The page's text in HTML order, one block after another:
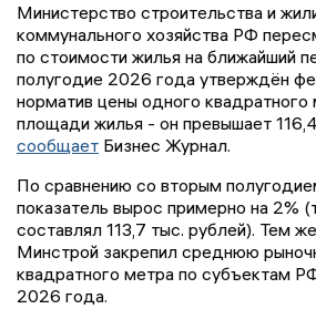
Министерство строительства и
коммунального хозяйства РФ
по стоимости жилья на ближайший
полугодие 2026 года утверждён
норматив цены одного
площади жилья - он превышает
сообщает Бизнес Журнал.
По сравнению со вторым
показатель вырос примерно на 2%
составлял 113,7 тыс. рублей). Тем
Минстрой закрепил среднюю
квадратного метра по субъектам
2026 года.